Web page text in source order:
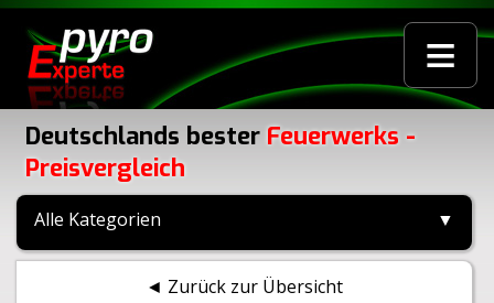
≡
Deutschlands bester Feuerwerks -
Preisvergleich
Alle Kategorien ▼
◄ Zurück zur Übersicht